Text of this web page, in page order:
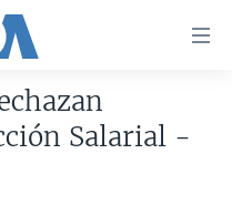
Salarial -